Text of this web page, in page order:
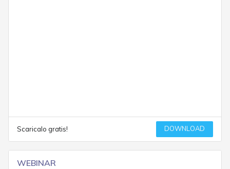
Scaricalo gratis! DOWNLOAD
WEBINAR